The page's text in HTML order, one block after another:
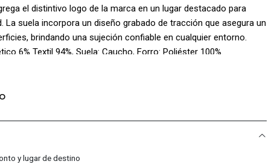
el distintivo logo de la marca en un lugar destacado para
La suela incorpora un diseño grabado de tracción que asegura un
brindando una sujeción confiable en cualquier entorno.
6% Textil 94%, Suela: Caucho, Forro: Poliéster 100%.
y lugar de destino